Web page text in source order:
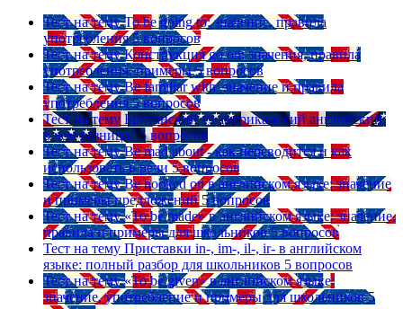
Тест на тему To be going to: значение, правила
употребления 5 вопросов
Тест на тему Конструкция go on: значения, правила
употребления, примеры 5 вопросов
Тест на тему Be familiar with: значение и правила
употребления 5 вопросов
Тест на тему Британский vs американский английский:
в чем разница? 5 вопросов
Тест на тему Be mad about - как переводится и как
использовать в речи 5 вопросов
Тест на тему Be hooked on в английском языке: значение
и примеры предложений 5 вопросов
Тест на тему «To be made» в английском языке: значение,
правила и примеры для школьников 5 вопросов
Тест на тему Приставки in-, im-, il-, ir- в английском
языке: полный разбор для школьников 5 вопросов
Тест на тему «To be given» в английском языке:
значение, употребление и примеры для школьников 5